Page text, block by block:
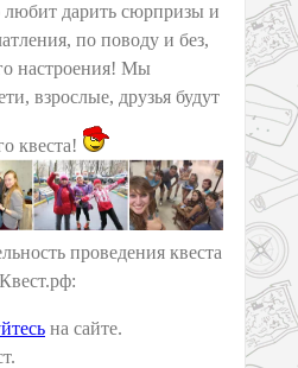
любит дарить сюрпризы и
по поводу и без,
настроения! Мы
взрослые, друзья будут
квеста!
проведения квеста
на сайте.